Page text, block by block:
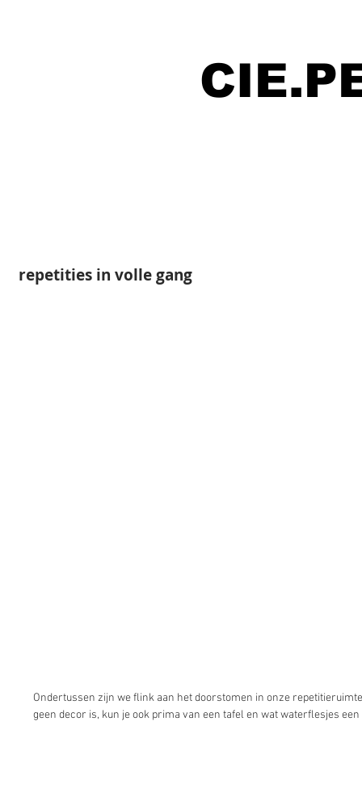
repetities in volle gang
Ondertussen zijn we flink aan het doorstomen in onze
geen decor is, kun je ook prima van een tafel en wat waterflesjes